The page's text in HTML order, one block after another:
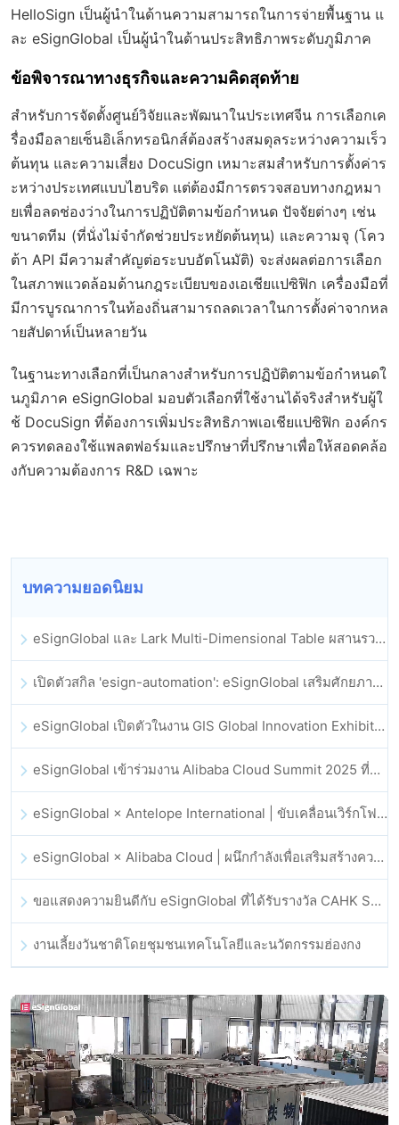
HelloSign เป็นผู้นำในด้านความสามารถในการจ่ายพื้นฐาน แ
ละ eSignGlobal เป็นผู้นำในด้านประสิทธิภาพระดับภูมิภาค
ข้อพิจารณาทางธุรกิจและความคิดสุดท้าย
สำหรับการจัดตั้งศูนย์วิจัยและพัฒนาในประเทศจีน การเลือกเค
รื่องมือลายเซ็นอิเล็กทรอนิกส์ต้องสร้างสมดุลระหว่างความเร็ว
ต้นทุน และความเสี่ยง DocuSign เหมาะสมสำหรับการตั้งค่าร
ะหว่างประเทศแบบไฮบริด แต่ต้องมีการตรวจสอบทางกฎหมา
ยเพื่อลดช่องว่างในการปฏิบัติตามข้อกำหนด ปัจจัยต่างๆ เช่น
ขนาดทีม (ที่นั่งไม่จำกัดช่วยประหยัดต้นทุน) และความจุ (โคว
ต้า API มีความสำคัญต่อระบบอัตโนมัติ) จะส่งผลต่อการเลือก
ในสภาพแวดล้อมด้านกฎระเบียบของเอเชียแปซิฟิก เครื่องมือที่
มีการบูรณาการในท้องถิ่นสามารถลดเวลาในการตั้งค่าจากหล
ายสัปดาห์เป็นหลายวัน
ในฐานะทางเลือกที่เป็นกลางสำหรับการปฏิบัติตามข้อกำหนดใ
นภูมิภาค eSignGlobal มอบตัวเลือกที่ใช้งานได้จริงสำหรับผู้ใ
ช้ DocuSign ที่ต้องการเพิ่มประสิทธิภาพเอเชียแปซิฟิก องค์กร
ควรทดลองใช้แพลตฟอร์มและปรึกษาที่ปรึกษาเพื่อให้สอดคล้อ
งกับความต้องการ R&D เฉพาะ
บทความยอดนิยม
eSignGlobal และ Lark Multi-Dimensional Table ผสานรวมกันอย่างเป็นทางการ: การลงนามและการเก็บถาวรสัญญาอิเล็กทรอนิกส์แบบอัตโนมัติเต็มรูปแบบ
เปิดตัวสกิล 'esign-automation': eSignGlobal เสริมศักยภาพให้ OpenClaw ด้วยลายเซ็นอิเล็กทรอนิกส์อัตโนมัติ
eSignGlobal เปิดตัวในงาน GIS Global Innovation Exhibition 2025
eSignGlobal เข้าร่วมงาน Alibaba Cloud Summit 2025 ที่ฮ่องกง เพื่อขับเคลื่อนนวัตกรรมคลาวด์ที่ขับเคลื่อนด้วย AI และความเชื่อมั่นทางดิจิทัล
eSignGlobal × Antelope International | ขับเคลื่อนเวิร์กโฟลดิจิทัลที่ปลอดภัยและขับเคลื่อนด้วย AI
eSignGlobal × Alibaba Cloud | ผนึกกำลังเพื่อเสริมสร้างความเชื่อมั่นดิจิทัลระดับโลกสำหรับฟินเทค
ขอแสดงความยินดีกับ eSignGlobal ที่ได้รับรางวัล CAHK STAR Award 2025
งานเลี้ยงวันชาติโดยชุมชนเทคโนโลยีและนวัตกรรมฮ่องกง